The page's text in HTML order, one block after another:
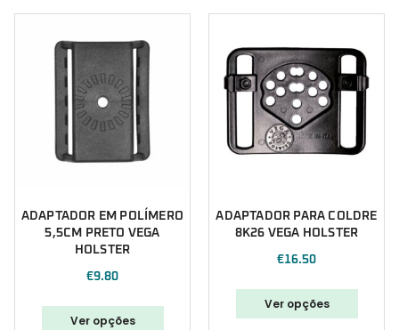
ADAPTADOR EM POLÍMERO
5,5CM PRETO VEGA
HOLSTER
€9.80
Ver opções
ADAPTADOR PARA COLDRE
8K26 VEGA HOLSTER
€16.50
Ver opções